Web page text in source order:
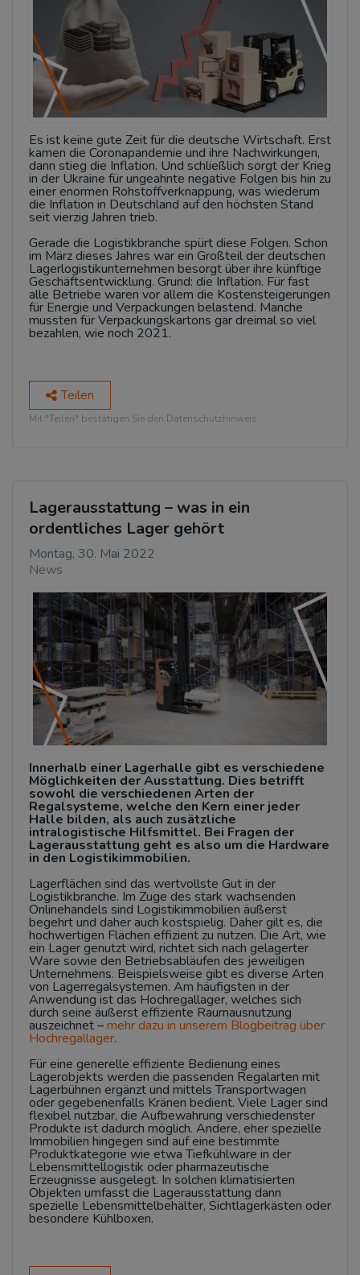
Es ist keine gute Zeit für die deutsche Wirtschaft. Erst
kamen die Coronapandemie und ihre Nachwirkungen,
dann stieg die Inflation. Und schließlich sorgt der Krieg
in der Ukraine für ungeahnte negative Folgen bis hin zu
einer enormen Rohstoffverknappung, was wiederum
die Inflation in Deutschland auf den höchsten Stand
seit vierzig Jahren trieb.
Gerade die Logistikbranche spürt diese Folgen. Schon
im März dieses Jahres war ein Großteil der deutschen
Lagerlogistikunternehmen besorgt über ihre künftige
Geschäftsentwicklung. Grund: die Inflation. Für fast
alle Betriebe waren vor allem die Kostensteigerungen
für Energie und Verpackungen belastend. Manche
mussten für Verpackungskartons gar dreimal so viel
bezahlen, wie noch 2021.
Teilen
Mit "Teilen" bestätigen Sie den Datenschutzhinweis.
Lagerausstattung – was in ein
ordentliches Lager gehört
Montag, 30. Mai 2022
News
Innerhalb einer Lagerhalle gibt es verschiedene
Möglichkeiten der Ausstattung. Dies betrifft
sowohl die verschiedenen Arten der
Regalsysteme, welche den Kern einer jeder
Halle bilden, als auch zusätzliche
intralogistische Hilfsmittel. Bei Fragen der
Lagerausstattung geht es also um die Hardware
in den Logistikimmobilien.
Lagerflächen sind das wertvollste Gut in der
Logistikbranche. Im Zuge des stark wachsenden
Onlinehandels sind Logistikimmobilien äußerst
begehrt und daher auch kostspielig. Daher gilt es, die
hochwertigen Flächen effizient zu nutzen. Die Art, wie
ein Lager genutzt wird, richtet sich nach gelagerter
Ware sowie den Betriebsabläufen des jeweiligen
Unternehmens. Beispielsweise gibt es diverse Arten
von Lagerregalsystemen. Am häufigsten in der
Anwendung ist das Hochregallager, welches sich
durch seine äußerst effiziente Raumausnutzung
auszeichnet –mehr dazu in unserem Blogbeitrag über
Hochregallager.
Für eine generelle effiziente Bedienung eines
Lagerobjekts werden die passenden Regalarten mit
Lagerbühnen ergänzt und mittels Transportwagen
oder gegebenenfalls Kränen bedient. Viele Lager sind
flexibel nutzbar, die Aufbewahrung verschiedenster
Produkte ist dadurch möglich. Andere, eher spezielle
Immobilien hingegen sind auf eine bestimmte
Produktkategorie wie etwa Tiefkühlware in der
Lebensmittellogistik oder pharmazeutische
Erzeugnisse ausgelegt. In solchen klimatisierten
Objekten umfasst die Lagerausstattung dann
spezielle Lebensmittelbehälter, Sichtlagerkästen oder
besondere Kühlboxen.